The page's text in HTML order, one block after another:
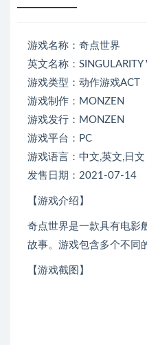
游戏名称：奇点世界
英文名称：SINGULARITY
游戏类型：动作游戏ACT
游戏制作：MONZEN
游戏发行：MONZEN
游戏平台：PC
游戏语言：中文,英文,日文
发售日期：2021-07-14
【游戏介绍】
奇点世界是一款具有电影
故事。游戏包含多个不同
【游戏截图】